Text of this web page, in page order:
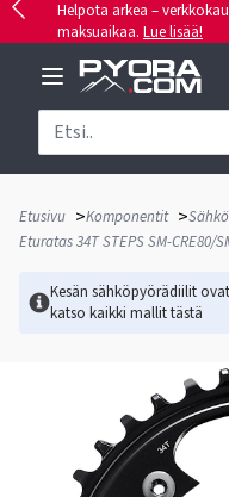
Helpota arkea –
maksuaikaa. Lue lisää!
Etusivu >Komponentit >
Eturatas 34T STEPS SM-CRE80/
Kesän sähköpyörädiilit
katso kaikki mallittästä